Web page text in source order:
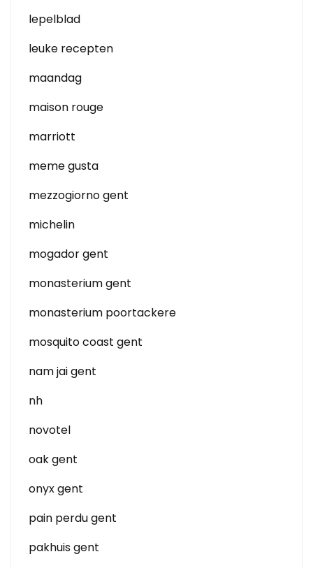
lepelblad
leuke recepten
maandag
maison rouge
marriott
meme gusta
mezzogiorno gent
michelin
mogador gent
monasterium gent
monasterium poortackere
mosquito coast gent
nam jai gent
nh
novotel
oak gent
onyx gent
pain perdu gent
pakhuis gent